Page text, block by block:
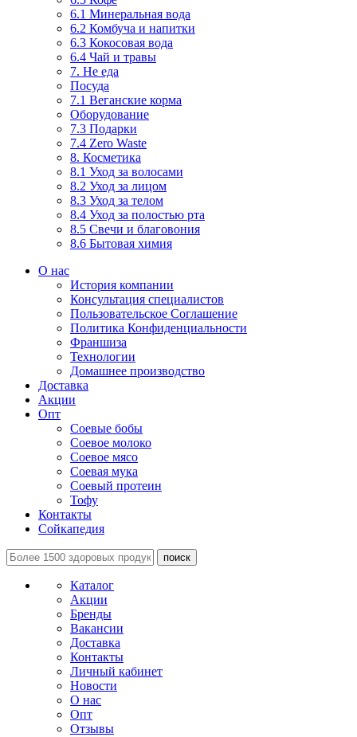
6.1 Минеральная вода
6.2 Комбуча и напитки
6.3 Кокосовая вода
6.4 Чай и травы
7. Не еда
Посуда
7.1 Веганские корма
Оборудование
7.3 Подарки
7.4 Zero Waste
8. Косметика
8.1 Уход за волосами
8.2 Уход за лицом
8.3 Уход за телом
8.4 Уход за полостью рта
8.5 Свечи и благовония
8.6 Бытовая химия
О нас
История компании
Консультация специалистов
Пользовательское Соглашение
Политика Конфиденциальности
Франшиза
Технологии
Домашнее производство
Доставка
Акции
Опт
Соевые бобы
Соевое молоко
Соевое мясо
Соевая мука
Соевый протеин
Тофу
Контакты
Сойкапедия
поиск
Каталог
Акции
Бренды
Вакансии
Доставка
Контакты
Личный кабинет
Новости
О нас
Опт
Отзывы